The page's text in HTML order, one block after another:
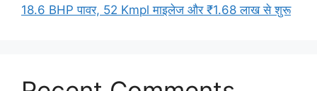
18.6 BHP पावर, 52 Kmpl माइलेज और ₹1.68 लाख से शुरू